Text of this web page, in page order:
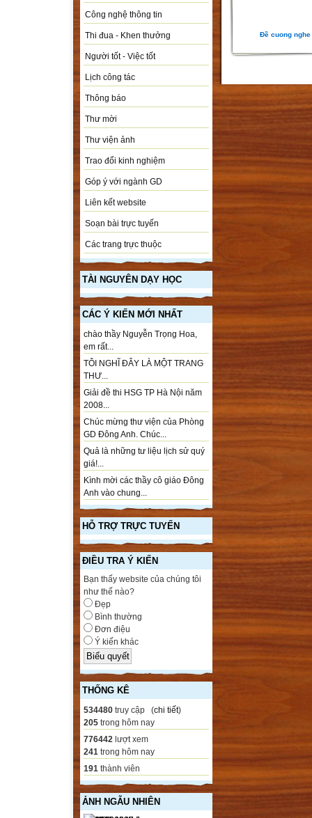
Công nghệ thông tin
Thi đua - Khen thưởng
Người tốt - Việc tốt
Lịch công tác
Thông báo
Thư mời
Thư viện ảnh
Trao đổi kinh nghiệm
Góp ý với ngành GD
Liên kết website
Soạn bài trực tuyến
Các trang trực thuộc
TÀI NGUYÊN DẠY HỌC
CÁC Ý KIẾN MỚI NHẤT
chào thầy Nguyễn Trọng Hoa,
em rất...
TÔI NGHĨ ĐÂY LÀ MỘT TRANG
THƯ...
Giải đề thi HSG TP Hà Nội năm
2008...
Chúc mừng thư viện của Phòng
GD Đông Anh. Chúc...
Quả là những tư liệu lịch sử quý
giá!...
Kình mời các thầy cô giáo Đông
Anh vào chung...
HỖ TRỢ TRỰC TUYẾN
ĐIỀU TRA Ý KIẾN
Bạn thấy website của chúng tôi
như thế nào?
Đẹp
Bình thường
Đơn điệu
Ý kiến khác
THỐNG KÊ
534480 truy cập (chi tiết)
205 trong hôm nay
776442 lượt xem
241 trong hôm nay
191 thành viên
ẢNH NGẪU NHIÊN
Đề cuong nghe